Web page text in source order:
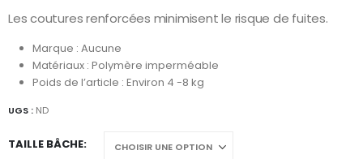
Les coutures renforcées minimisent le risque de fuites.
Marque : Aucune
Matériaux : Polymère imperméable
Poids de l’article : Environ 4 -8 kg
UGS : ND
TAILLE BÂCHE